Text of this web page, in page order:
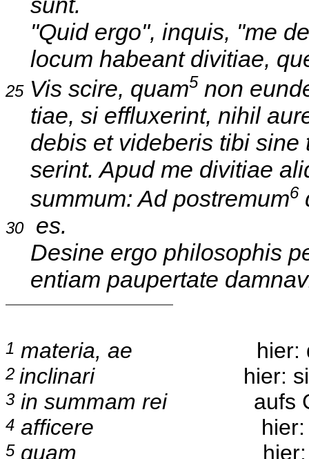
"Quid ergo", inquis, "me
locum habeant divitiae,
25Vis scire, quam5 non
tiae, si effluxerint, nihil
debis et videberis tibi sine
serint. Apud me divitiae
summum: Ad postremum6
30es.
Desine ergo philosophis
entiam paupertate
1 materia, ae hier:
2 inclinari hier: sich ins
3in summam rei aufs
4 afficere hier:
5quam